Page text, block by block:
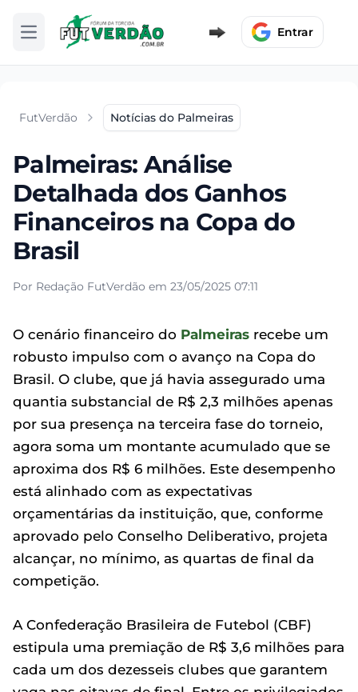
Abrir menu Entrar
FutVerdão Notícias do Palmeiras
Palmeiras: Análise
Detalhada dos Ganhos
Financeiros na Copa do
Brasil
Por Redação FutVerdão em 23/05/2025 07:11
O cenário financeiro do Palmeiras recebe um
robusto impulso com o avanço na Copa do
Brasil. O clube, que já havia assegurado uma
quantia substancial de R$ 2,3 milhões apenas
por sua presença na terceira fase do torneio,
agora soma um montante acumulado que se
aproxima dos R$ 6 milhões. Este desempenho
está alinhado com as expectativas
orçamentárias da instituição, que, conforme
aprovado pelo Conselho Deliberativo, projeta
alcançar, no mínimo, as quartas de final da
competição.
A Confederação Brasileira de Futebol (CBF)
estipula uma premiação de R$ 3,6 milhões para
cada um dos dezesseis clubes que garantem